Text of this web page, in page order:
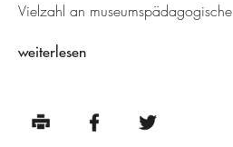
Vielzahl an
weiterlesen